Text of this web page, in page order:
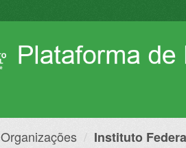
Organizações Instituto